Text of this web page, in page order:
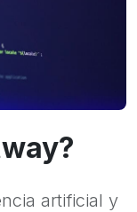
artificial y